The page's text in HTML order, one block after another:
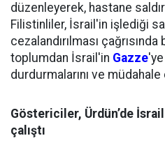
düzenleyerek, hastane
Filistinliler, İsrail'in işlediği
cezalandırılması
toplumdan İsrail'in Gazze'ye
durdurmalarını ve
Göstericiler, Ürdün’de
çalıştı